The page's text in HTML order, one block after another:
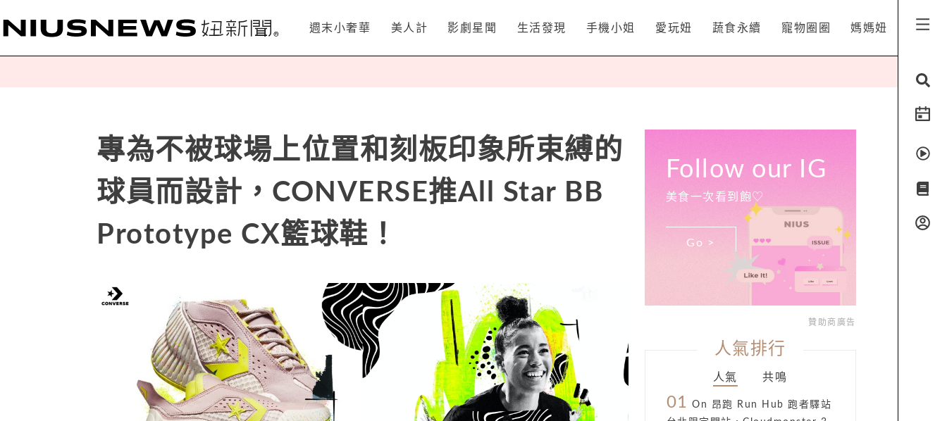
週末小奢華 美人計 影劇星聞 生活發現 手機小姐 愛玩妞 蔬食永續 寵物圈圈 媽媽妞
專為不被球場上位置和刻板印象所束縛的
球員而設計，CONVERSE推All Star BB
Prototype CX籃球鞋！
Follow our IG
美食一次看到飽♡
Go >
贊助商廣告
人氣排行
人氣 共鳴
01 On 昂跑 Run Hub 跑者驛站